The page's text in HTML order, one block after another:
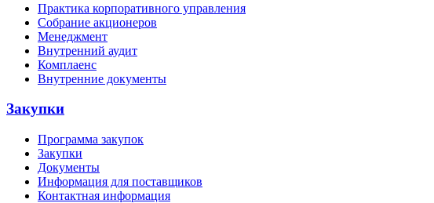
Практика корпоративного управления
Собрание акционеров
Менеджмент
Внутренний аудит
Комплаенс
Внутренние документы
Закупки
Программа закупок
Закупки
Документы
Информация для поставщиков
Контактная информация